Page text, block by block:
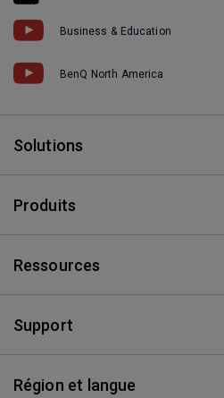
Business & Education
BenQ North America
Solutions
Produits
Ressources
Support
Région et langue